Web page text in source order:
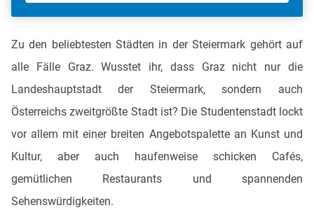
Zu den beliebtesten Städten in der Steiermark gehört auf
alle Fälle Graz. Wusstet ihr, dass Graz nicht nur die
Landeshauptstadt der Steiermark, sondern auch
Österreichs zweitgrößte Stadt ist? Die Studentenstadt lockt
vor allem mit einer breiten Angebotspalette an Kunst und
Kultur, aber auch haufenweise schicken Cafés,
gemütlichen Restaurants und spannenden
Sehenswürdigkeiten.